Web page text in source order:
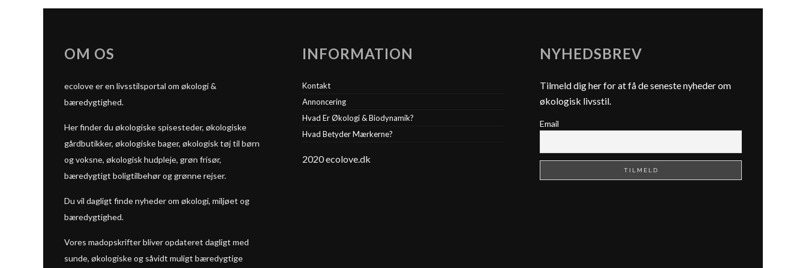
OM OS
ecolove er en livsstilsportal om økologi &
bæredygtighed.
Her finder du økologiske spisesteder, økologiske
gårdbutikker, økologiske bager, økologisk tøj til børn
og voksne, økologisk hudpleje, grøn frisør,
bæredygtigt boligtilbehør og grønne rejser.
Du vil dagligt finde nyheder om økologi, miljøet og
bæredygtighed.
Vores madopskrifter bliver opdateret dagligt med
sunde, økologiske og såvidt muligt bæredygtige
INFORMATION
Kontakt
Annoncering
Hvad Er Økologi & Biodynamik?
Hvad Betyder Mærkerne?
2020 ecolove.dk
NYHEDSBREV
Tilmeld dig her for at få de seneste nyheder om
økologisk livsstil.
Email